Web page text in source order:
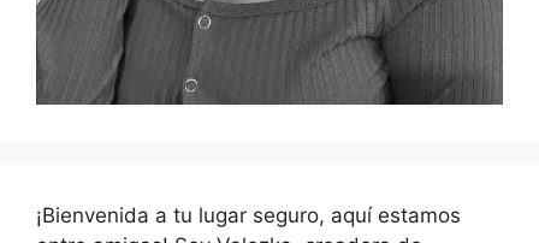
¡Bienvenida a tu lugar seguro, aquí estamos